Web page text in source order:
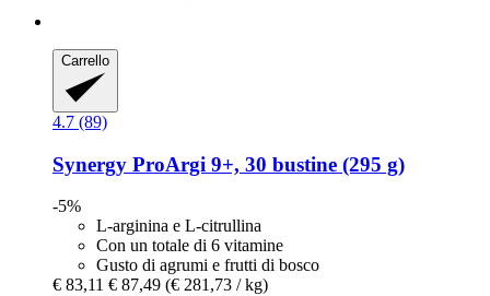
Carrello
4.7 (89)
Synergy ProArgi 9+, 30 bustine (295 g)
-5%
L-arginina e L-citrullina
Con un totale di 6 vitamine
Gusto di agrumi e frutti di bosco
€ 83,11 € 87,49 (€ 281,73 / kg)